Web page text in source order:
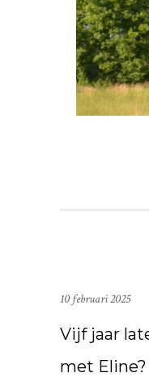
10 februari 2025
Vijf jaar
met Eline?